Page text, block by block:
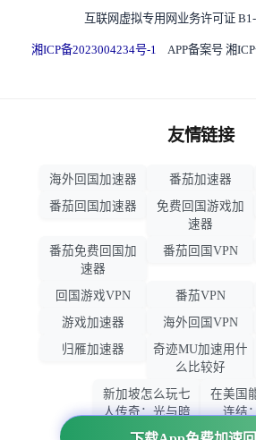
互联网虚拟专用网业务许可证
湘ICP备2023004234号-1 APP备案号 湘
友情链接
海外回国加速器 番茄加速器
番茄回国加速器
免费回国游戏加
速器
番茄免费回国加
速器
番茄回国VPN
回国游戏VPN 番茄VPN
游戏加速器
海外回国VPN
归雁加速器
奇迹MU加速用什
么比较好
新加坡怎么玩七
人传奇：光与暗
之交战
在美国
连结